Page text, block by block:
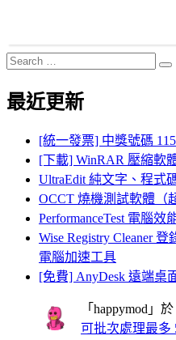
Search
for:
最近更新
[統一發票] 中獎號碼
[下載] WinRAR 壓縮軟
UltraEdit 純文字、程式
OCCT 燒機測試軟體（
PerformanceTest 電腦
Wise Registry Cleaner
電腦加速工具
[免費] AnyDesk 遠端桌
「 happymod 」
可批次處理最多